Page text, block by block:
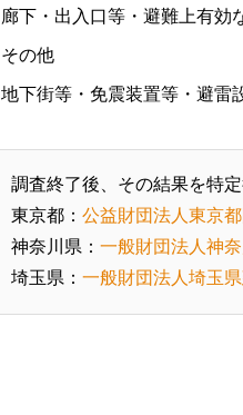
廊下・出入口等・避難上有効
その他
地下街等・免震装置等・避雷
調査終了後、その結果を特
東京都： 公益財団法人東京
神奈川県： 一般財団法人神
埼玉県： 一般財団法人埼玉